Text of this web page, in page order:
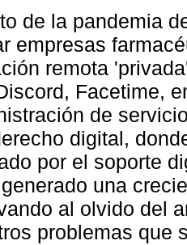
de la pandemia
empresas
remota
Facetime,
de
digital,
por el soporte
una
al olvido del
problemas que